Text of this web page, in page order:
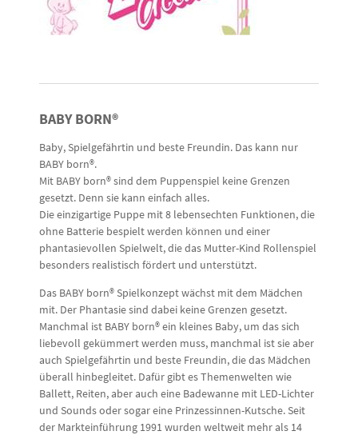
BABY BORN®
Baby, Spielgefährtin und beste Freundin. Das kann nur
BABY born®.
Mit BABY born® sind dem Puppenspiel keine Grenzen
gesetzt. Denn sie kann einfach alles.
Die einzigartige Puppe mit 8 lebensechten Funktionen, die
ohne Batterie bespielt werden können und einer
phantasievollen Spielwelt, die das Mutter-Kind Rollenspiel
besonders realistisch fördert und unterstützt.
Das BABY born® Spielkonzept wächst mit dem Mädchen
mit. Der Phantasie sind dabei keine Grenzen gesetzt.
Manchmal ist BABY born® ein kleines Baby, um das sich
liebevoll gekümmert werden muss, manchmal ist sie aber
auch Spielgefährtin und beste Freundin, die das Mädchen
überall hinbegleitet. Dafür gibt es Themenwelten wie
Ballett, Reiten, aber auch eine Badewanne mit LED-Lichter
und Sounds oder sogar eine Prinzessinnen-Kutsche. Seit
der Markteinführung 1991 wurden weltweit mehr als 14